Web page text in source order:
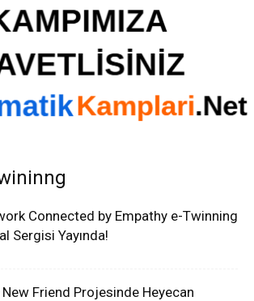
Connected by Empathy e-Twinning
Sergisi Yayında!
Friend Projesinde Heyecan